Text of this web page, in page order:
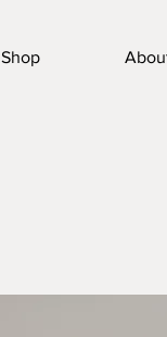
Shop